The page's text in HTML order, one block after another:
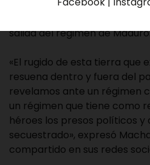
María Corina Machado,
salida del régimen de
«El rugido de esta tierra que
resuena dentro y fuera del
revelamos ante un régimen
un régimen que tiene como
héroes los presos políticos y
secuestrado», expresó
compartido en sus redes